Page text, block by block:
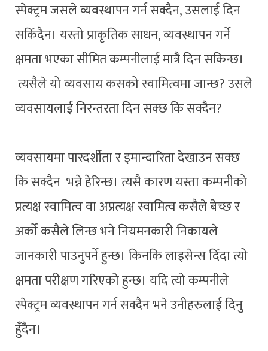
स्पेक्ट्रम जसले व्यवस्थापन गर्न सक्दैन, उसलाई दिन
सकिँदैन। यस्तो प्राकृतिक साधन, व्यवस्थापन गर्ने
क्षमता भएका सीमित कम्पनीलाई मात्रै दिन सकिन्छ।
त्यसैले यो व्यवसाय कसको स्वामित्वमा जान्छ? उसले
व्यवसायलाई निरन्तरता दिन सक्छ कि सक्दैन?
व्यवसायमा पारदर्शीता र इमान्दारिता देखाउन सक्छ
कि सक्दैन भन्ने हेरिन्छ। त्यसै कारण यस्ता कम्पनीको
प्रत्यक्ष स्वामित्व वा अप्रत्यक्ष स्वामित्व कसैले बेच्छ र
अर्को कसैले लिन्छ भने नियमनकारी निकायले
जानकारी पाउनुपर्ने हुन्छ। किनकि लाइसेन्स दिँदा त्यो
क्षमता परीक्षण गरिएको हुन्छ। यदि त्यो कम्पनीले
स्पेक्ट्रम व्यवस्थापन गर्न सक्दैन भने उनीहरुलाई दिनु
हुँदैन।